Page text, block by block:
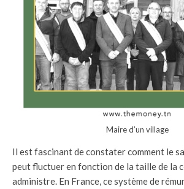
Maire d’un village
Il est fascinant de constater comment le
peut fluctuer en fonction de la taille de la
administre. En France, ce système de